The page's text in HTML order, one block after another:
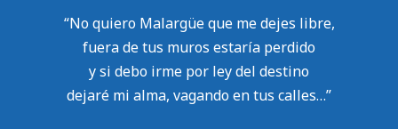
“No quiero Malargüe que me dejes libre,
fuera de tus muros estaría perdido
y si debo irme por ley del destino
dejaré mi alma, vagando en tus calles…”